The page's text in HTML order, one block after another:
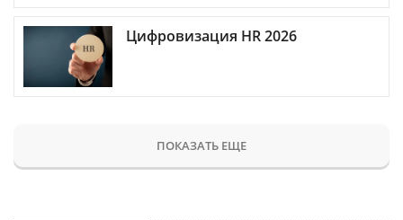
Цифровизация HR 2026
ПОКАЗАТЬ ЕЩЕ